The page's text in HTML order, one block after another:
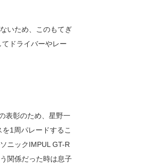
いため、このもてぎ
ドライバーやレー
表彰のため、星野一
1周パレードするこ
ニックIMPUL GT-R
関係だった時は息子